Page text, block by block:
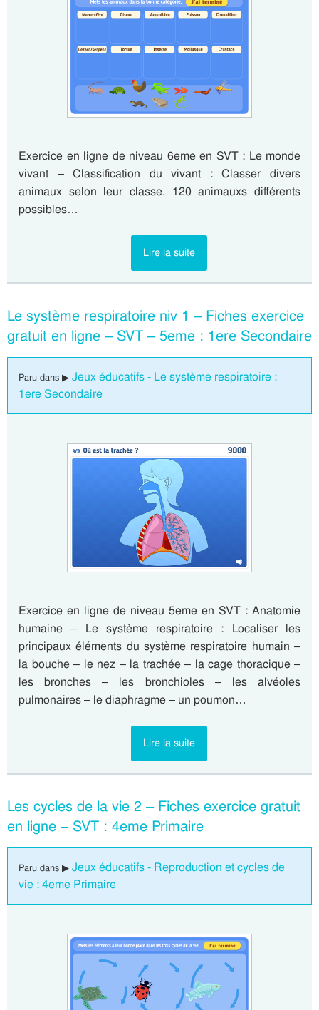
Exercice en ligne de niveau 6eme en SVT : Le monde
vivant – Classification du vivant : Classer divers
animaux selon leur classe. 120 animauxs différents
possibles…
Lire la suite
Le système respiratoire niv 1 – Fiches exercice
gratuit en ligne – SVT – 5eme : 1ere Secondaire
Paru dans ▶ Jeux éducatifs - Le système respiratoire :
1ere Secondaire
Exercice en ligne de niveau 5eme en SVT : Anatomie
humaine – Le système respiratoire : Localiser les
principaux éléments du système respiratoire humain –
la bouche – le nez – la trachée – la cage thoracique –
les bronches – les bronchioles – les alvéoles
pulmonaires – le diaphragme – un poumon…
Lire la suite
Les cycles de la vie 2 – Fiches exercice gratuit
en ligne – SVT : 4eme Primaire
Paru dans ▶ Jeux éducatifs - Reproduction et cycles de
vie : 4eme Primaire